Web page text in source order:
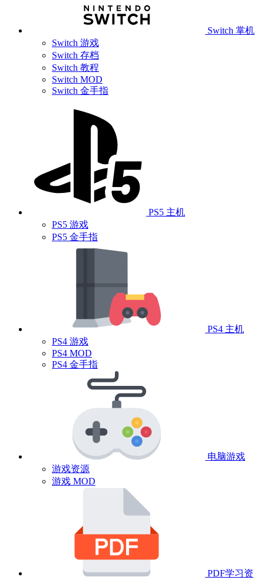
Switch 掌机
Switch 游戏
Switch 存档
Switch 教程
Switch MOD
Switch 金手指
PS5 主机
PS5 游戏
PS5 金手指
PS4 主机
PS4 游戏
PS4 MOD
PS4 金手指
电脑游戏
游戏资源
游戏 MOD
PDF学习资